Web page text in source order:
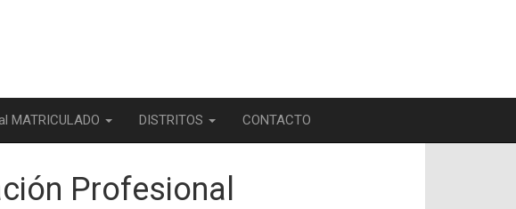
MATRICULADO DISTRITOS CONTACTO
Profesional